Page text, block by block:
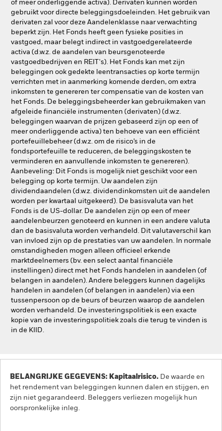
of meer onderliggende activa). Derivaten kunnen worden
gebruikt voor directe beleggingsdoeleinden. Het gebruik van
derivaten zal voor deze Aandelenklasse naar verwachting
beperkt zijn. Het Fonds heeft geen fysieke posities in
vastgoed, maar belegt indirect in vastgoedgerelateerde
activa (d.w.z. de aandelen van beursgenoteerde
vastgoedbedrijven en REIT's). Het Fonds kan met zijn
beleggingen ook gedekte leentransacties op korte termijn
verrichten met in aanmerking komende derden, om extra
inkomsten te genereren ter compensatie van de kosten van
het Fonds. De beleggingsbeheerder kan gebruikmaken van
afgeleide financiële instrumenten (derivaten) (d.w.z.
beleggingen waarvan de prijzen gebaseerd zijn op een of
meer onderliggende activa) ten behoeve van een efficiënt
portefeuillebeheer (d.w.z. om de risico’s in de
fondsportefeuille te reduceren, de beleggingskosten te
verminderen en aanvullende inkomsten te genereren).
Aanbeveling: Dit Fonds is mogelijk niet geschikt voor een
belegging op korte termijn. Uw aandelen zijn
dividendaandelen (d.w.z. dividendinkomsten uit de aandelen
worden per kwartaal uitgekeerd). De basisvaluta van het
Fonds is de US-dollar. De aandelen zijn op een of meer
aandelenbeurzen genoteerd en kunnen in een andere valuta
dan de basisvaluta worden verhandeld. Dit valutaverschil kan
van invloed zijn op de prestaties van uw aandelen. In normale
omstandigheden mogen alleen officieel erkende
marktdeelnemers (bv. een select aantal financiële
instellingen) direct met het Fonds handelen in aandelen (of
belangen in aandelen). Andere beleggers kunnen dagelijks
handelen in aandelen (of belangen in aandelen) via een
tussenpersoon op de beurs of beurzen waarop de aandelen
worden verhandeld. De investeringspolitiek is een exacte
kopie van de investeringspolitiek zoals die terug te vinden is
in de KIID.
BELANGRIJKE GEGEVENS: Kapitaalrisico. De waarde en
het rendement van beleggingen kunnen dalen en stijgen, en
zijn niet gegarandeerd. Beleggers verliezen mogelijk hun
oorspronkelijke inleg.